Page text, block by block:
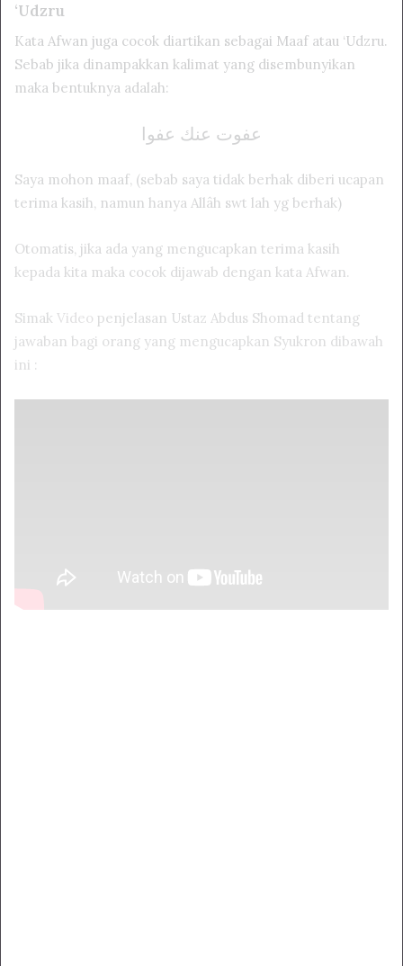
‘Udzru
Kata Afwan juga cocok diartikan sebagai Maaf atau ‘Udzru.
Sebab jika dinampakkan kalimat yang disembunyikan
maka bentuknya adalah:
عفوت عنك عفوا
Saya mohon maaf, (sebab saya tidak berhak diberi ucapan
terima kasih, namun hanya Allâh swt lah yg berhak)
Otomatis, jika ada yang mengucapkan terima kasih
kepada kita maka cocok dijawab dengan kata Afwan.
Simak Video penjelasan Ustaz Abdus Shomad tentang
jawaban bagi orang yang mengucapkan Syukron dibawah
ini :